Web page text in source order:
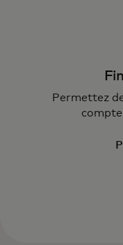
Permettez